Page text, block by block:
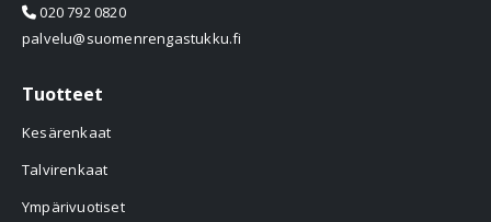
020 792 0820
palvelu@suomenrengastukku.fi
Tuotteet
Kesärenkaat
Talvirenkaat
Ympärivuotiset